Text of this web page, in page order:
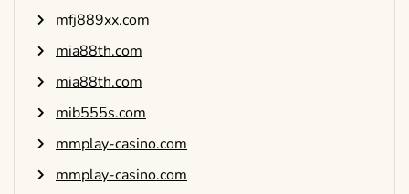
mfj889xx.com
mia88th.com
mia88th.com
mib555s.com
mmplay-casino.com
mmplay-casino.com